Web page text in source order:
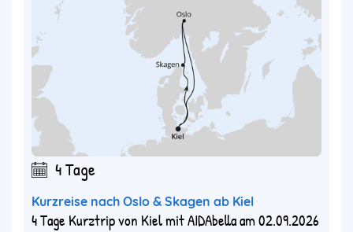
4 Tage
Kurzreise nach Oslo & Skagen ab Kiel
4 Tage Kurztrip von Kiel mit AIDAbella am 02.09.2026